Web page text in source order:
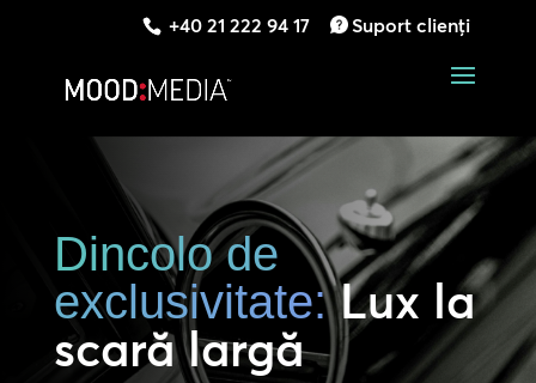
+40 21 222 94 17 Suport clienți
Dincolo de
exclusivitate:Lux la
scară largă